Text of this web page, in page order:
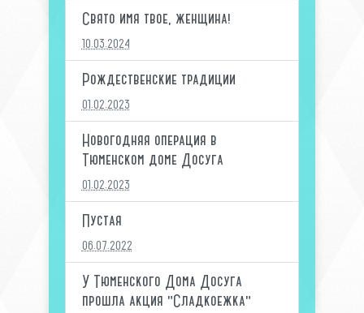
Свято имя твое, женщина!
10.03.2024
Рождественские традиции
01.02.2023
Новогодняя операция в
Тюменском доме Досуга
01.02.2023
Пустая
06.07.2022
У Тюменского Дома Досуга
прошла акция "Сладкоежка"